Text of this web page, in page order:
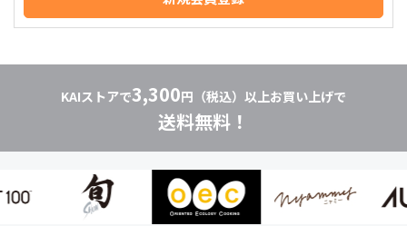
KAIストアで3,300円（税込）以上お買い上げで
送料無料！